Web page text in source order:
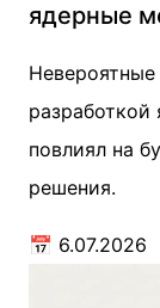
ядерные
разработкой
повлиял на
решения.
📅 6.07.2026